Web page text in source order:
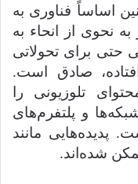
اساساً فناوری به
به نحوی از انحاء به
حتی برای تحولاتی
صادق است.
تلوزیونی را
و پلتفرم‌های
پدیده‌هایی مانند
شده‌اند.